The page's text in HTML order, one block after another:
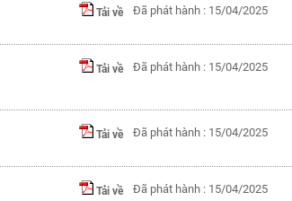
Tải về Đã phát hành : 15/04/2025
Tải về Đã phát hành : 15/04/2025
Tải về Đã phát hành : 15/04/2025
Tải về Đã phát hành : 15/04/2025